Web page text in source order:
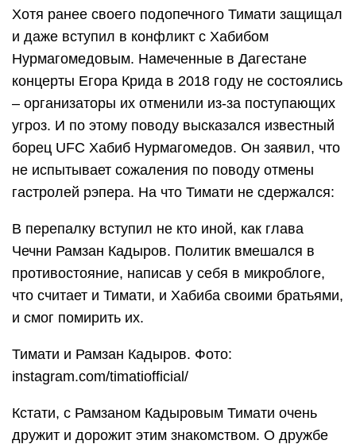
Хотя ранее своего подопечного Тимати защищал
и даже вступил в конфликт с Хабибом
Нурмагомедовым. Намеченные в Дагестане
концерты Егора Крида в 2018 году не состоялись
– организаторы их отменили из-за поступающих
угроз. И по этому поводу высказался известный
борец UFC Хабиб Нурмагомедов. Он заявил, что
не испытывает сожаления по поводу отмены
гастролей рэпера. На что Тимати не сдержался:
В перепалку вступил не кто иной, как глава
Чечни Рамзан Кадыров. Политик вмешался в
противостояние, написав у себя в микроблоге,
что считает и Тимати, и Хабиба своими братьями,
и смог помирить их.
Тимати и Рамзан Кадыров. Фото:
instagram.com/timatiofficial/
Кстати, с Рамзаном Кадыровым Тимати очень
дружит и дорожит этим знакомством. О дружбе